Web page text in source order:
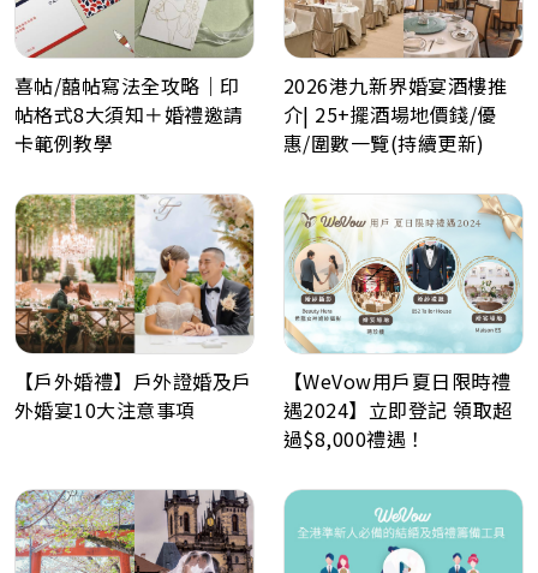
喜帖/囍帖寫法全攻略｜印
帖格式8大須知＋婚禮邀請
卡範例教學
2026港九新界婚宴酒樓推
介| 25+擺酒場地價錢/優
惠/圍數一覽(持續更新)
【戶外婚禮】戶外證婚及戶
外婚宴10大注意事項
【WeVow用戶夏日限時禮
遇2024】立即登記 領取超
過$8,000禮遇！